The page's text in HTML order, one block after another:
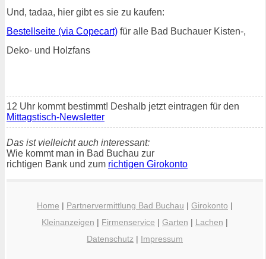
Und, tadaa, hier gibt es sie zu kaufen:
Bestellseite (via Copecart) für alle Bad Buchauer Kisten-,
Deko- und Holzfans
12 Uhr kommt bestimmt! Deshalb jetzt eintragen für den
Mittagstisch-Newsletter
Das ist vielleicht auch interessant:
Wie kommt man in Bad Buchau zur
richtigen Bank und zum richtigen Girokonto
Home | Partnervermittlung Bad Buchau | Girokonto |
Kleinanzeigen | Firmenservice | Garten | Lachen |
Datenschutz | Impressum